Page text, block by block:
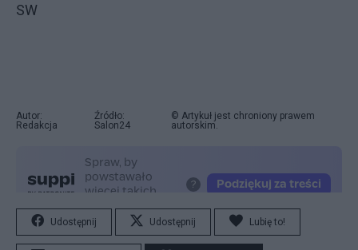
SW
Autor:
Redakcja
Źródło:
Salon24
© Artykuł jest chroniony prawem
autorskim.
Udostępnij Udostępnij Lubię to!